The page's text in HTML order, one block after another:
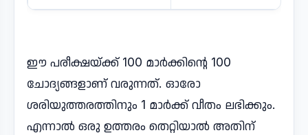
ഈ പരീക്ഷയ്ക്ക് 100 മാർക്കിന്റെ 100
ചോദ്യങ്ങളാണ് വരുന്നത്. ഓരോ
ശരിയുത്തരത്തിനും 1 മാർക്ക് വീതം ലഭിക്കും.
എന്നാൽ ഒരു ഉത്തരം തെറ്റിയാൽ അതിന്